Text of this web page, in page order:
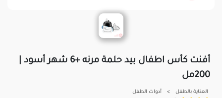
أفنت كأس اطفال بيد حلمة مرنه +6 شهر أسود |
200مل
العناية بالطفل > أدوات الطفل